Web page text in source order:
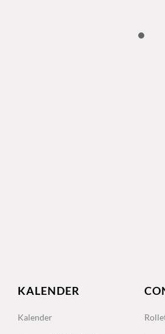
KALENDER
Kalender